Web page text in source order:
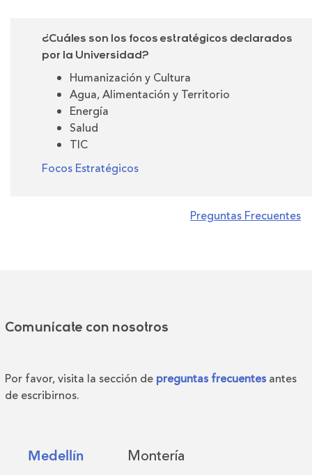
¿Cuáles son los focos estratégicos declarados
por la Universidad?
Humanización y Cultura
Agua, Alimentación y Territorio
Energía
Salud
TIC
Focos Estratégicos
Preguntas Frecuentes
Comunícate con nosotros
Por favor, visita la sección de preguntas frecuentes antes
de escribirnos.
Medellín Montería